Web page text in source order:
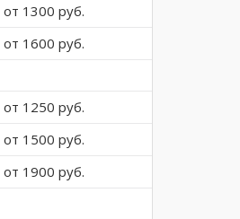
от 1300 руб.
от 1600 руб.
от 1250 руб.
от 1500 руб.
от 1900 руб.